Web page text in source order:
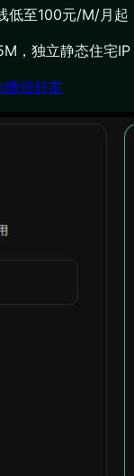
低至100元/M/月起
，独立静态住宅IP
微信好友